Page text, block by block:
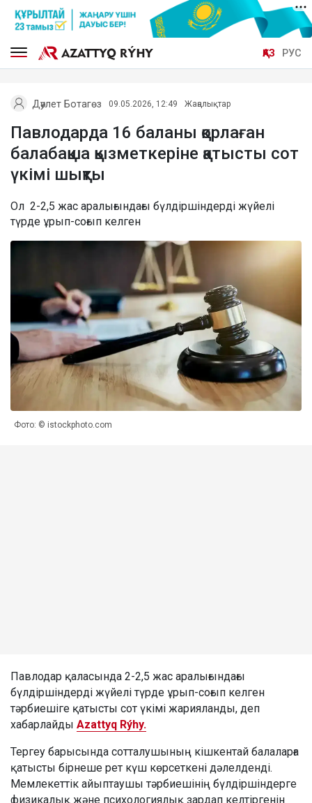
ҚАЗ РУС
Дәулет Ботагөз 09.05.2026, 12:49 Жаңалықтар
Павлодарда 16 баланы қорлаған
балабақша қызметкеріне қатысты сот
үкімі шықты
Ол 2-2,5 жас аралығындағы бүлдіршіндерді жүйелі
түрде ұрып-соғып келген
Фото: © istockphoto.com
Павлодар қаласында 2-2,5 жас аралығындағы
бүлдіршіндерді жүйелі түрде ұрып-соғып келген
тәрбиешіге қатысты сот үкімі жарияланды, деп
хабарлайды Azattyq Rýhy.
Тергеу барысында сотталушының кішкентай балаларға
қатысты бірнеше рет күш көрсеткені дәлелденді.
Мемлекеттік айыптаушы тәрбиешінің бүлдіршіндерге
физикалық және психологиялық зардап келтіргенін